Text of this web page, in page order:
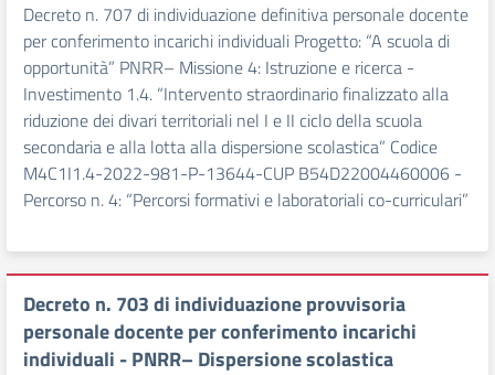
Decreto n. 707 di individuazione definitiva personale docente
per conferimento incarichi individuali Progetto: “A scuola di
opportunità” PNRR– Missione 4: Istruzione e ricerca -
Investimento 1.4. “Intervento straordinario finalizzato alla
riduzione dei divari territoriali nel I e II ciclo della scuola
secondaria e alla lotta alla dispersione scolastica” Codice
M4C1I1.4-2022-981-P-13644-CUP B54D22004460006 -
Percorso n. 4: “Percorsi formativi e laboratoriali co-curriculari”
Decreto n. 703 di individuazione provvisoria
personale docente per conferimento incarichi
individuali - PNRR– Dispersione scolastica